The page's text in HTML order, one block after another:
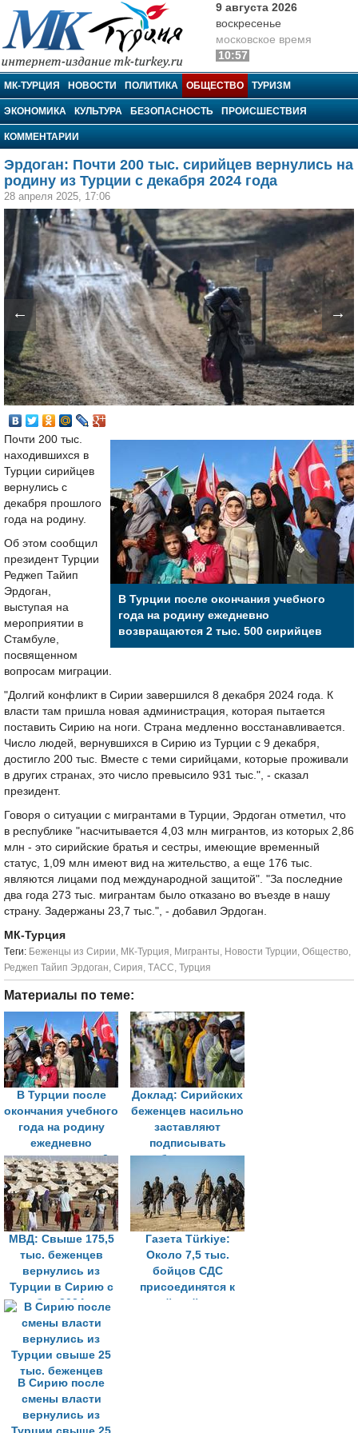
МК-Турция
9 августа 2026
воскресенье
московское время
10:57
МК-ТУРЦИЯ НОВОСТИ ПОЛИТИКА ОБЩЕСТВО ТУРИЗМ
ЭКОНОМИКА КУЛЬТУРА БЕЗОПАСНОСТЬ ПРОИСШЕСТВИЯ
КОММЕНТАРИИ
Эрдоган: Почти 200 тыс. сирийцев вернулись на
родину из Турции с декабря 2024 года
28 апреля 2025, 17:06
← →
В Турции после окончания учебного
года на родину ежедневно
возвращаются 2 тыс. 500 сирийцев
Почти 200 тыс.
находившихся в
Турции сирийцев
вернулись с
декабря прошлого
года на родину.
Об этом сообщил
президент Турции
Реджеп Тайип
Эрдоган,
выступая на
мероприятии в
Стамбуле,
посвященном
вопросам миграции.
"Долгий конфликт в Сирии завершился 8 декабря 2024 года. К
власти там пришла новая администрация, которая пытается
поставить Сирию на ноги. Страна медленно восстанавливается.
Число людей, вернувшихся в Сирию из Турции с 9 декабря,
достигло 200 тыс. Вместе с теми сирийцами, которые проживали
в других странах, это число превысило 931 тыс.", - сказал
президент.
Говоря о ситуации с мигрантами в Турции, Эрдоган отметил, что
в республике "насчитывается 4,03 млн мигрантов, из которых 2,86
млн - это сирийские братья и сестры, имеющие временный
статус, 1,09 млн имеют вид на жительство, а еще 176 тыс.
являются лицами под международной защитой". "За последние
два года 273 тыс. мигрантам было отказано во въезде в нашу
страну. Задержаны 23,7 тыс.", - добавил Эрдоган.
МК-Турция
Tеги: Беженцы из Сирии, МК-Турция, Мигранты, Новости Турции, Общество,
Реджеп Тайип Эрдоган, Сирия, ТАСС, Турция
Материалы по теме:
В Турции после
окончания учебного
года на родину
ежедневно
возвращаются 2
тыс. 500 сирийцев
Доклад: Сирийских
беженцев насильно
заставляют
подписывать
бумаги на
возвращение в
Сирию
МВД: Свыше 175,5
тыс. беженцев
вернулись из
Турции в Сирию с
декабря 2024 года
Газета Türkiye:
Около 7,5 тыс.
бойцов СДС
присоединятся к
сирийской армии
В Сирию после
смены власти
вернулись из